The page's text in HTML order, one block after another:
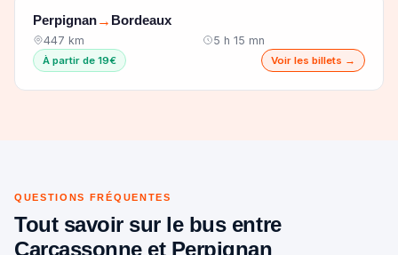
Perpignan→ Bordeaux
447 km 5 h 15 mn
À partir de 19€ Voir les billets →
QUESTIONS FRÉQUENTES
Tout savoir sur le bus entre
Carcassonne et Perpignan